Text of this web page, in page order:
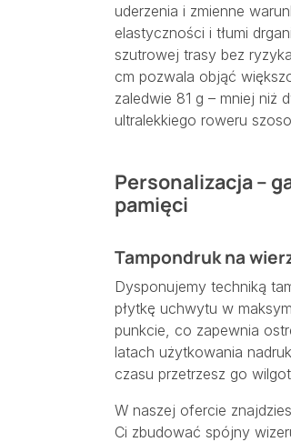
uderzenia i zmienne
elastyczności i tłumi
szutrowej trasy bez
cm pozwala objąć
zaledwie 81 g – mniej niż
ultralekkiego roweru
Personalizacja –
pamięci
Tampondruk na
Dysponujemy techniką
płytkę uchwytu w
punkcie, co zapewnia
latach użytkowania
czasu przetrzesz go
W naszej ofercie
Ci zbudować spójny